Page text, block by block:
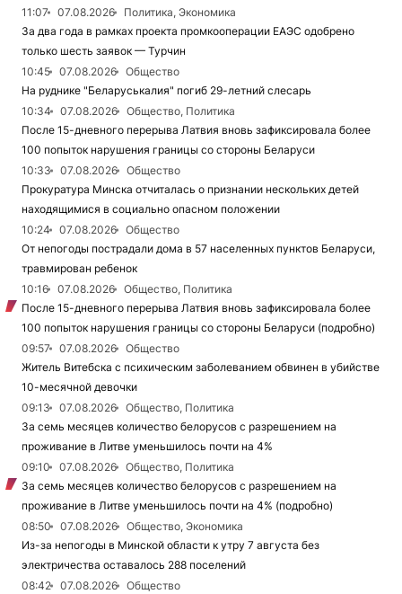
11:07
07.08.2026
Политика, Экономика
За два года в рамках проекта промкооперации ЕАЭС одобрено
только шесть заявок — Турчин
10:45
07.08.2026
Общество
На руднике "Беларуськалия" погиб 29-летний слесарь
10:34
07.08.2026
Общество, Политика
После 15-дневного перерыва Латвия вновь зафиксировала более
100 попыток нарушения границы со стороны Беларуси
10:33
07.08.2026
Общество
Прокуратура Минска отчиталась о признании нескольких детей
находящимися в социально опасном положении
10:24
07.08.2026
Общество
От непогоды пострадали дома в 57 населенных пунктов Беларуси,
травмирован ребенок
10:16
07.08.2026
Общество, Политика
После 15-дневного перерыва Латвия вновь зафиксировала более
100 попыток нарушения границы со стороны Беларуси (подробно)
09:57
07.08.2026
Общество
Житель Витебска с психическим заболеванием обвинен в убийстве
10-месячной девочки
09:13
07.08.2026
Общество, Политика
За семь месяцев количество белорусов с разрешением на
проживание в Литве уменьшилось почти на 4%
09:10
07.08.2026
Общество, Политика
За семь месяцев количество белорусов с разрешением на
проживание в Литве уменьшилось почти на 4% (подробно)
08:50
07.08.2026
Общество, Экономика
Из-за непогоды в Минской области к утру 7 августа без
электричества оставалось 288 поселений
08:42
07.08.2026
Общество